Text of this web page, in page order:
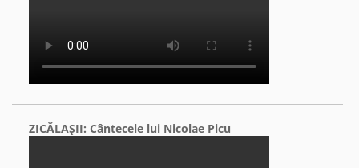
ZICĂLAŞII: Cântecele lui Nicolae Picu